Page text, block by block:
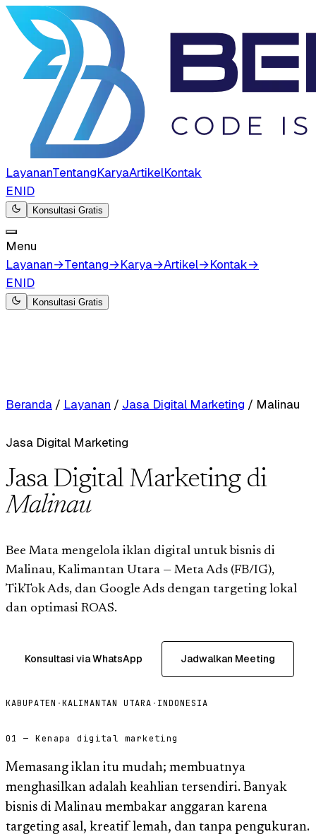
LayananTentangKaryaArtikelKontak
ENID
Konsultasi Gratis
Menu
Layanan→Tentang→Karya→Artikel→Kontak→
ENID
Konsultasi Gratis
Beranda / Layanan / Jasa Digital Marketing / Malinau
Jasa Digital Marketing
Jasa Digital Marketing di
Malinau
Bee Mata mengelola iklan digital untuk bisnis di
Malinau, Kalimantan Utara — Meta Ads (FB/IG),
TikTok Ads, dan Google Ads dengan targeting lokal
dan optimasi ROAS.
Konsultasi via WhatsApp Jadwalkan Meeting
KABUPATEN ·KALIMANTAN UTARA · INDONESIA
01 — Kenapa digital marketing
Memasang iklan itu mudah; membuatnya
menghasilkan adalah keahlian tersendiri. Banyak
bisnis di Malinau membakar anggaran karena
targeting asal, kreatif lemah, dan tanpa pengukuran.